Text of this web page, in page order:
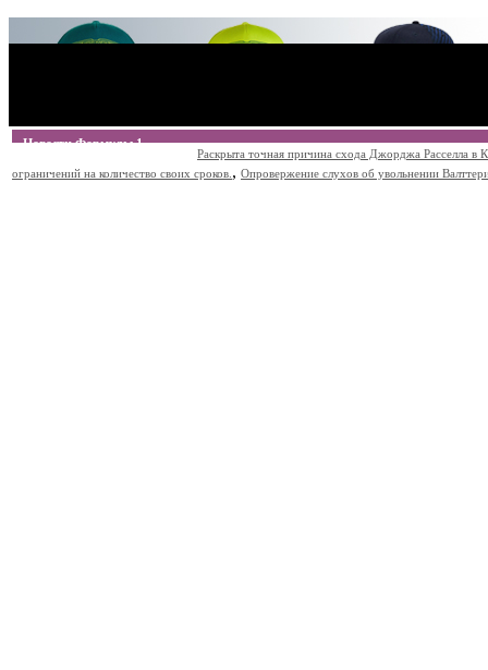
Новости Формулы 1
Раскрыта точная причина схода Джорджа Расселла в
ограничений на количество своих сроков. , Опровержение слухов об увольнении